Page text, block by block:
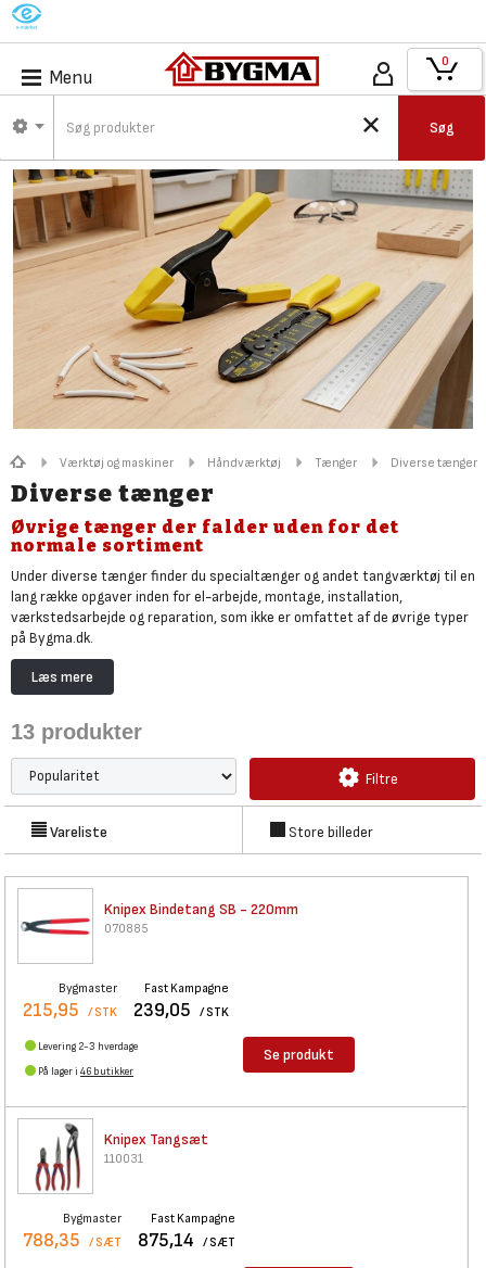
M
Menu
Søg
0
Værktøj og maskiner Håndværktøj Tænger Diverse tænger
Diverse tænger
Øvrige tænger der falder uden for det
normale sortiment
Under diverse tænger finder du specialtænger og andet tangværktøj til en
lang række opgaver inden for el-arbejde, montage, installation,
værkstedsarbejde og reparation, som ikke er omfattet af de øvrige typer
på Bygma.dk.
Uanset om du har brug for en kombinationstang, storkenæbstang,
krympetang eller andre former for specialiserede tænger, som du ikke kan
Er du på udkig efter en meget fagspecifik tang, som du ikke finder på
Bygma, kan du med fordel henvende dig til din lokale Bygma.
Læs mere
13 produkter
Filtre
Vareliste Store billeder
Knipex Bindetang SB - 220mm
070885
Bygmaster
215,95 / STK
Fast Kampagne
239,05 / STK
Levering 2-3 hverdage
På lager i 46 butikker
Se produkt
Knipex Tangsæt
110031
Bygmaster
788,35 / SÆT
Fast Kampagne
875,14 / SÆT